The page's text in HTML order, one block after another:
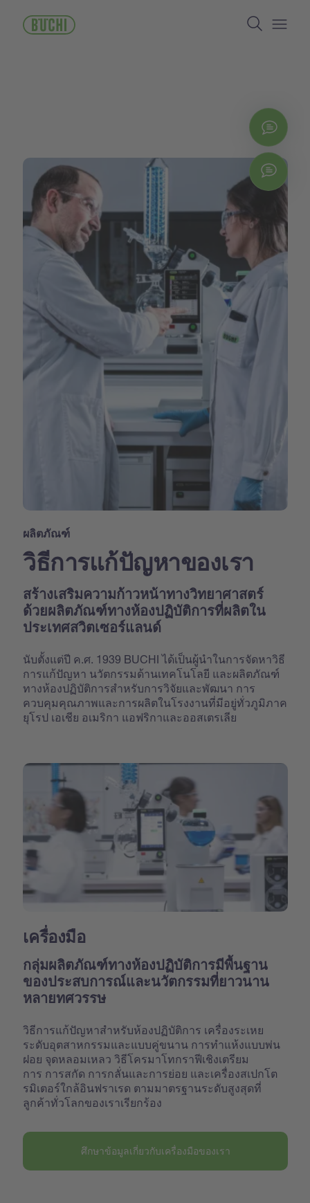
Search
ผลิตภัณฑ์
วิธีการแก้ปัญหาของเรา
สร้างเสริมความก้าวหน้าทางวิทยาศาสตร์
ด้วยผลิตภัณฑ์ทางห้องปฏิบัติการที่ผลิตใน
ประเทศสวิตเซอร์แลนด์
นับตั้งแต่ปี ค.ศ. 1939 BUCHI ได้เป็นผู้นำในการจัดหาวิธี
การแก้ปัญหา นวัตกรรมด้านเทคโนโลยี และผลิตภัณฑ์
ทางห้องปฏิบัติการสำหรับการวิจัยและพัฒนา การ
ควบคุมคุณภาพและการผลิตในโรงงานที่มีอยู่ทั่วภูมิภาค
ยุโรป เอเชีย อเมริกา แอฟริกาและออสเตรเลีย
เครื่องมือ
กลุ่มผลิตภัณฑ์ทางห้องปฏิบัติการมีพื้นฐาน
ของประสบการณ์และนวัตกรรมที่ยาวนาน
หลายทศวรรษ
วิธีการแก้ปัญหาสำหรับห้องปฏิบัติการ เครื่องระเหย
ระดับอุตสาหกรรมและแบบคู่ขนาน การทำแห้งแบบพ่น
ฝอย จุดหลอมเหลว วิธีโครมาโทกราฟีเชิงเตรียม
การ การสกัด การกลั่นและการย่อย และเครื่องสเปกโต
รมิเตอร์ใกล้อินฟราเรด ตามมาตรฐานระดับสูงสุดที่
ลูกค้าทั่วโลกของเราเรียกร้อง
ศึกษาข้อมูลเกี่ยวกับเครื่องมือของเรา